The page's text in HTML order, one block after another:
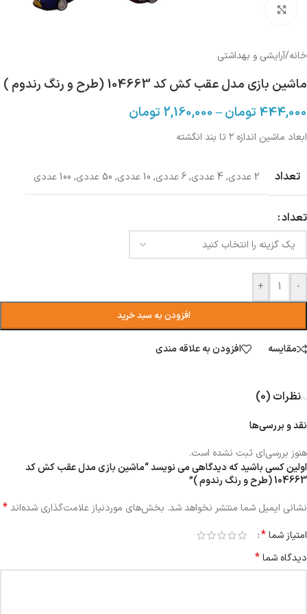
خانه/آرایشی و بهداشتی
ماشین بازی مدل عقب کش کد 104663 (طرح و رنگ رندوم )
444,000 تومان–
2,160,000 تومان
ابعاد ماشین اندازه ۲ تا بند انگشته
تعداد 2 عددی ,4 عددی ,6 عددی , 10 عددی , 50 عددی , 100 عددی
تعداد
-
+
افزودن به سبد خرید
مقایسه افزودن به علاقه مندی
نظرات (0)
نقد و بررسی‌ها
هنوز بررسی‌ای ثبت نشده است.
اولین کسی باشید که دیدگاهی می نویسد “ماشین بازی مدل عقب کش کد
104663 (طرح و رنگ رندوم )”
نشانی ایمیل شما منتشر نخواهد شد. بخش‌های موردنیاز علامت‌گذاری شده‌اند*
امتیاز شما*
دیدگاه شما*